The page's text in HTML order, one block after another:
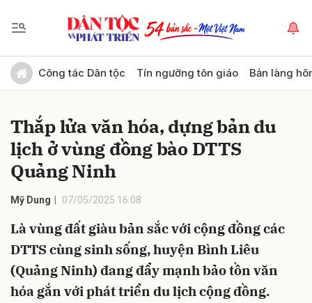
Công tác Dân tộc Tín ngưỡng tôn giáo Bản làng
Thắp lửa văn hóa, dựng bản du
lịch ở vùng đồng bào DTTS
Quảng Ninh
Mỹ Dung 07/05/2025 16:08
Là vùng đất giàu bản sắc với cộng đồng các
DTTS cùng sinh sống, huyện Bình Liêu
(Quảng Ninh) đang đẩy mạnh bảo tồn văn
hóa gắn với phát triển du lịch cộng đồng.
Gửi bình luận